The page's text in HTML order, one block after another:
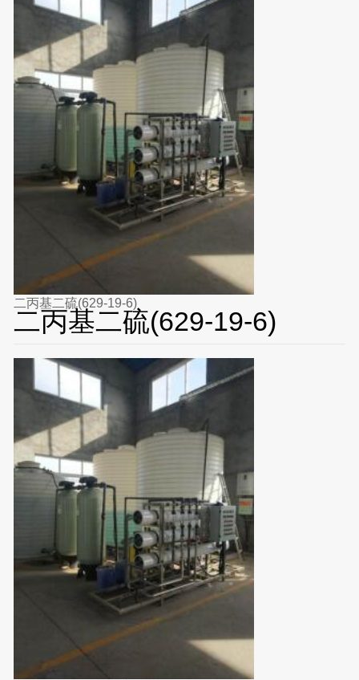
二丙基二硫(629-19-6)
二丙基二硫(629-19-6)